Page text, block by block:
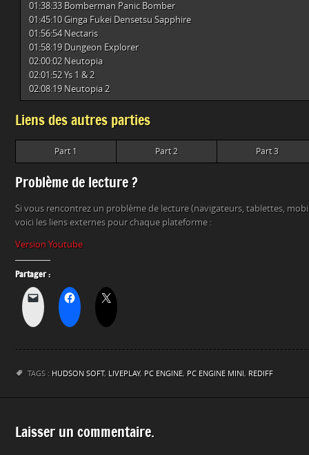
01:38:33 Bomberman Panic Bomber
01:45:10 Ginga Fukei Densetsu Sapphire
01:56:54 Nectaris
01:58:19 Dungeon Explorer
02:00:02 Neutopia
02:01:52 Ys 1 & 2
02:08:19 Neutopia 2
Liens des autres parties
Part 1 Part 2 Part 3
Problème de lecture ?
Si vous rencontrez un problème de lecture (navigateurs, tablettes,
voici les liens externes pour chaque plateforme :
Version Youtube
Partager :
TAGS : HUDSON SOFT, LIVEPLAY, PC ENGINE, PC ENGINE MINI, REDIFF
Laisser un commentaire.